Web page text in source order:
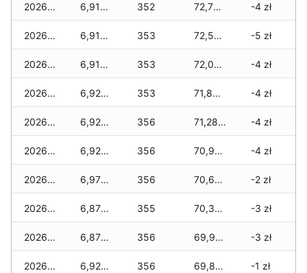
2026-07-03 6,910 zł 352 72,770 zł -4 zł
2026-07-02 6,910 zł 353 72,560 zł -5 zł
2026-07-01 6,910 zł 353 72,060 zł -4 zł
2026-06-30 6,920 zł 353 71,890 zł -4 zł
2026-06-28 6,920 zł 356 71,280 zł -4 zł
2026-06-27 6,920 zł 356 70,920 zł -4 zł
2026-06-26 6,970 zł 356 70,600 zł -2 zł
2026-06-25 6,870 zł 355 70,380 zł -3 zł
2026-06-24 6,870 zł 356 69,970 zł -3 zł
2026-06-23 6,920 zł 356 69,860 zł -1 zł